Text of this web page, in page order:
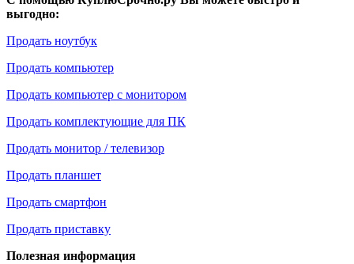
выгодно:
Продать ноутбук
Продать компьютер
Продать компьютер с монитором
Продать комплектующие для ПК
Продать монитор / телевизор
Продать планшет
Продать смартфон
Продать приставку
Полезная информация